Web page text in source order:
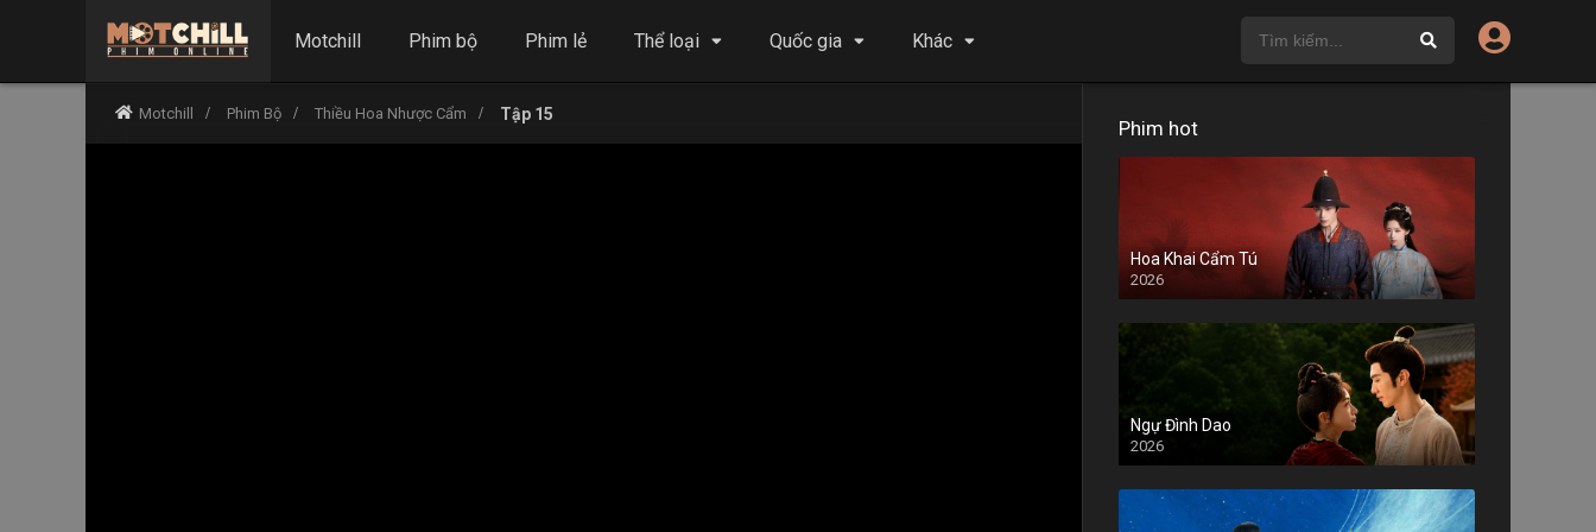
Motchill Phim bộ Phim lẻ Thể loại Quốc gia Khác
Motchill Phim Bộ Thiều Hoa Nhược Cẩm Tập 15
Phim hot
Hoa Khai Cẩm Tú
2026
Ngự Đình Dao
2026